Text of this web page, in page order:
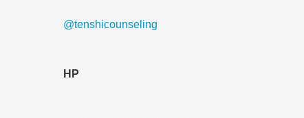
@tenshicounseling
HP